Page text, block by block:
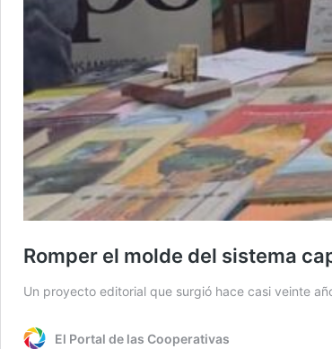
Romper el molde del sistema
Un proyecto editorial que surgió hace casi veinte
El Portal de las Cooperativas